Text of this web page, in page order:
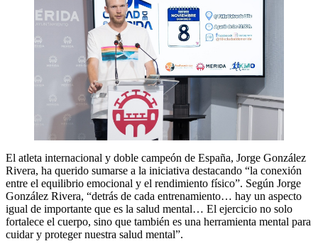
El atleta internacional y doble campeón de España, Jorge González
Rivera, ha querido sumarse a la iniciativa destacando “la conexión
entre el equilibrio emocional y el rendimiento físico”. Según Jorge
González Rivera, “detrás de cada entrenamiento… hay un aspecto
igual de importante que es la salud mental… El ejercicio no solo
fortalece el cuerpo, sino que también es una herramienta mental para
cuidar y proteger nuestra salud mental”.